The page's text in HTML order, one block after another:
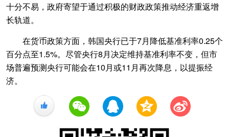
十分不易，政府寄望于通过积极的财政政策推动经济重返增
长轨道。
在货币政策方面，韩国央行已于7月降低基准利率0.25个
百分点至1.5%。尽管央行8月决定维持基准利率不变，但市
场普遍预测央行可能会在10月或11月再次降息，以提振经
济。
+1